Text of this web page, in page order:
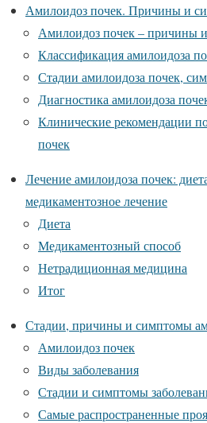
Амилоидоз почек. Причины и
Амилоидоз почек – причины
Классификация амилоидоза
Стадии амилоидоза почек,
Диагностика амилоидоза
Клинические рекомендации
почек
Лечение амилоидоза почек:
медикаментозное лечение
Диета
Медикаментозный способ
Нетрадиционная медицина
Итог
Стадии, причины и симптомы
Амилоидоз почек
Виды заболевания
Стадии и симптомы
Самые распространенные